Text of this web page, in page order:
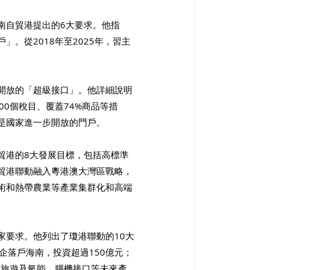
自貿港提出的6大要求。他指
」。從2018年至2025年，習主
放的「超級接口」。他詳細說明
個稅目、覆蓋74%商品等措
家進一步開放的門戶。
港的8大發展目標，包括高標準
聯動融入粵港澳大灣區戰略，
和熱帶農業等產業集群化和高端
要求。他列出了瓊港聯動的10大
落戶海南，投資超過150億元；